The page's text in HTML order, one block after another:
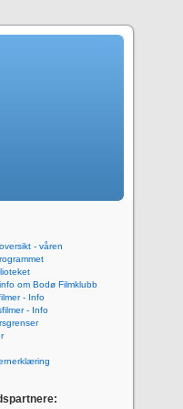
- våren
om Bodø Filmklubb
- Info
- Info